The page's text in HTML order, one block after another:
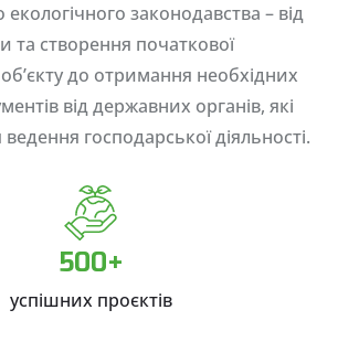
законодавства – від
та створення початкової
до отримання необхідних
від державних органів, які
господарської діяльності.
500+
успішних проєктів